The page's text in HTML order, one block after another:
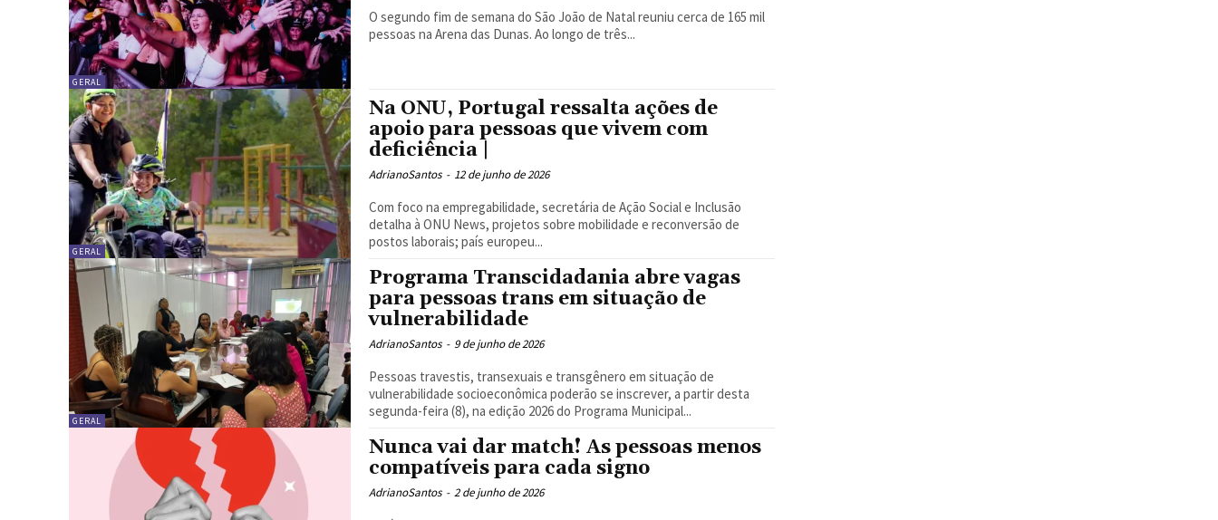
GERAL
O segundo fim de semana do São João de Natal reuniu cerca de 165 mil
pessoas na Arena das Dunas. Ao longo de três...
GERAL
Na ONU, Portugal ressalta ações de
apoio para pessoas que vivem com
deficiência |
AdrianoSantos - 12 de junho de 2026
Com foco na empregabilidade, secretária de Ação Social e Inclusão
detalha à ONU News, projetos sobre mobilidade e reconversão de
postos laborais; país europeu...
GERAL
Programa Transcidadania abre vagas
para pessoas trans em situação de
vulnerabilidade
AdrianoSantos - 9 de junho de 2026
Pessoas travestis, transexuais e transgênero em situação de
vulnerabilidade socioeconômica poderão se inscrever, a partir desta
segunda-feira (8), na edição 2026 do Programa Municipal...
Nunca vai dar match! As pessoas menos
compatíveis para cada signo
AdrianoSantos - 2 de junho de 2026